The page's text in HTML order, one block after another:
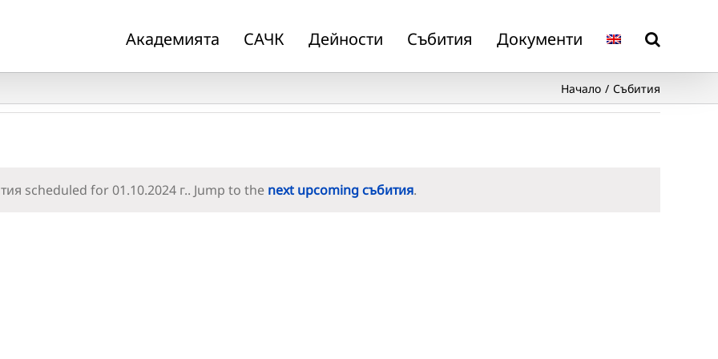
Академията САЧК Дейности Събития Документи
Начало Събития
Notice
scheduled for 01.10.2024 г.. Jump to the next upcoming събития.